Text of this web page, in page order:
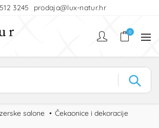
3245 prodaja@lux-natur.hr
0
salone
Čekaonice i dekoracije